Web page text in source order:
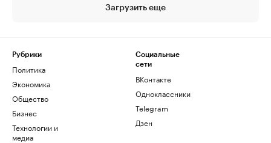
Загрузить еще
Рубрики
Политика
Экономика
Общество
Бизнес
Технологии и
медиа
Социальные
сети
ВКонтакте
Одноклассники
Telegram
Дзен